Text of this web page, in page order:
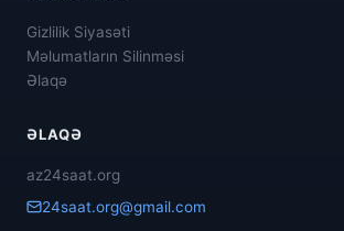
Gizlilik Siyasəti
Məlumatların Silinməsi
Əlaqə
ƏLAQƏ
az24saat.org
24saat.org@gmail.com